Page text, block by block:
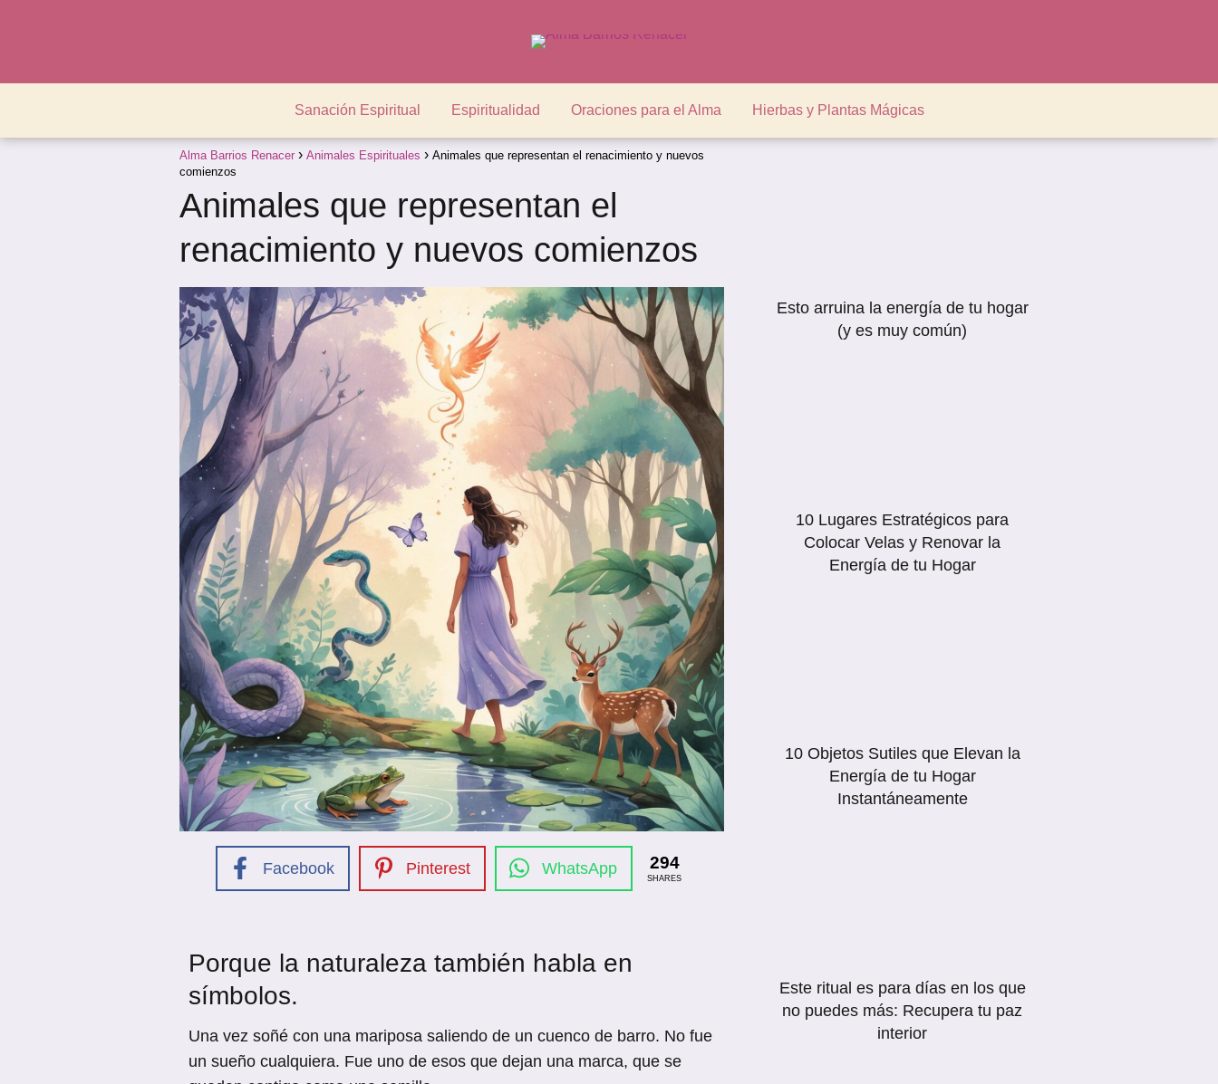
Sanación Espiritual Espiritualidad Oraciones para el Alma Hierbas y Plantas Mágicas
Alma Barrios Renacer Animales Espirituales
Animales que representan el renacimiento y nuevos
comienzos
Animales que representan el
renacimiento y nuevos comienzos
Facebook Pinterest WhatsApp 294
SHARES
Porque la naturaleza también habla en
símbolos.
Una vez soñé con una mariposa saliendo de un cuenco de barro. No fue
un sueño cualquiera. Fue uno de esos que dejan una marca, que se
Esto arruina la energía de tu hogar
(y es muy común)
10 Lugares Estratégicos para
Colocar Velas y Renovar la
Energía de tu Hogar
10 Objetos Sutiles que Elevan la
Energía de tu Hogar
Instantáneamente
Este ritual es para días en los que
no puedes más: Recupera tu paz
interior